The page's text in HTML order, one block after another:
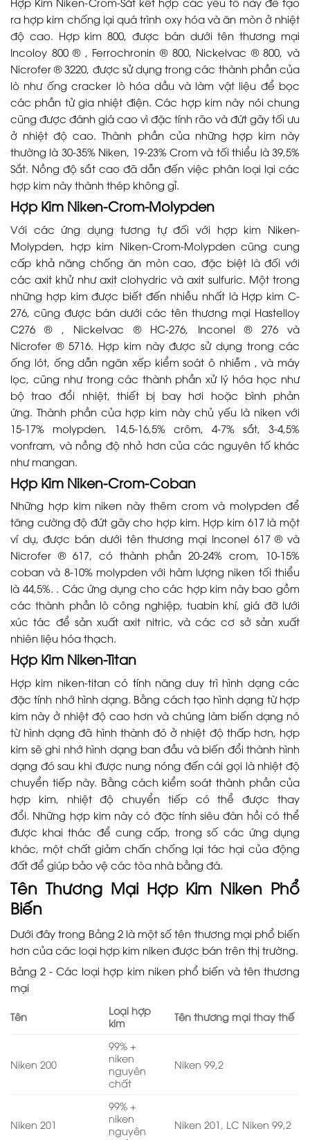
ra hợp kim chống lại quá trình oxy hóa và ăn mòn ở nhiệt
độ cao. Hợp kim 800, được bán dưới tên thương mại
Incoloy 800 ® , Ferrochronin ® 800, Nickelvac ® 800, và
Nicrofer ® 3220, được sử dụng trong các thành phần của
lò như ống cracker lò hóa dầu và làm vật liệu để bọc
các phần tử gia nhiệt điện. Các hợp kim này nói chung
cũng được đánh giá cao vì đặc tính rão và đứt gãy tối ưu
ở nhiệt độ cao. Thành phần của những hợp kim này
thường là 30-35% Niken, 19-23% Crom và tối thiểu là 39,5%
Sắt. Nồng độ sắt cao đã dẫn đến việc phân loại lại các
hợp kim này thành thép không gỉ.
Hợp Kim Niken-Crom-Molypden
Với các ứng dụng tương tự đối với hợp kim Niken-
Molypden, hợp kim Niken-Crom-Molypden cũng cung
cấp khả năng chống ăn mòn cao, đặc biệt là đối với
các axit khử như axit clohydric và axit sulfuric. Một trong
những hợp kim được biết đến nhiều nhất là Hợp kim C-
276, cũng được bán dưới các tên thương mại Hastelloy
C276 ® , Nickelvac ® HC-276, Inconel ® 276 và
Nicrofer ® 5716. Hợp kim này được sử dụng trong các
ống lót, ống dẫn ngăn xếp kiểm soát ô nhiễm , và máy
lọc, cũng như trong các thành phần xử lý hóa học như
bộ trao đổi nhiệt, thiết bị bay hơi hoặc bình phản
ứng. Thành phần của hợp kim này chủ yếu là niken với
15-17% molypden, 14,5-16,5% crôm, 4-7% sắt, 3-4,5%
vonfram, và nồng độ nhỏ hơn của các nguyên tố khác
như mangan.
Hợp Kim Niken-Crom-Coban
Những hợp kim niken này thêm crom và molypden để
tăng cường độ đứt gãy cho hợp kim. Hợp kim 617 là một
ví dụ, được bán dưới tên thương mại Inconel 617 ® và
Nicrofer ® 617, có thành phần 20-24% crom, 10-15%
coban và 8-10% molypden với hàm lượng niken tối thiểu
là 44,5%. . Các ứng dụng cho các hợp kim này bao gồm
các thành phần lò công nghiệp, tuabin khí, giá đỡ lưới
xúc tác để sản xuất axit nitric, và các cơ sở sản xuất
nhiên liệu hóa thạch.
Hợp Kim Niken-Titan
Hợp kim niken-titan có tính năng duy trì hình dạng các
đặc tính nhớ hình dạng. Bằng cách tạo hình dạng từ hợp
kim này ở nhiệt độ cao hơn và chúng làm biến dạng nó
từ hình dạng đã hình thành đó ở nhiệt độ thấp hơn, hợp
kim sẽ ghi nhớ hình dạng ban đầu và biến đổi thành hình
dạng đó sau khi được nung nóng đến cái gọi là nhiệt độ
chuyển tiếp này. Bằng cách kiểm soát thành phần của
hợp kim, nhiệt độ chuyển tiếp có thể được thay
đổi. Những hợp kim này có đặc tính siêu đàn hồi có thể
được khai thác để cung cấp, trong số các ứng dụng
khác, một chất giảm chấn chống lại tác hại của động
đất để giúp bảo vệ các tòa nhà bằng đá.
Tên Thương Mại Hợp Kim Niken Phổ
Biến
Dưới đây trong Bảng 2 là một số tên thương mại phổ biến
hơn của các loại hợp kim niken được bán trên thị trường.
Bảng 2 - Các loại hợp kim niken phổ biến và tên thương
mại
Tên
Loại hợp
kim
Tên thương mại thay thế
Niken 200
99% +
niken
nguyên
chất
Niken 99,2
Niken 201
99% +
niken
nguyên
Niken 201, LC Niken 99,2